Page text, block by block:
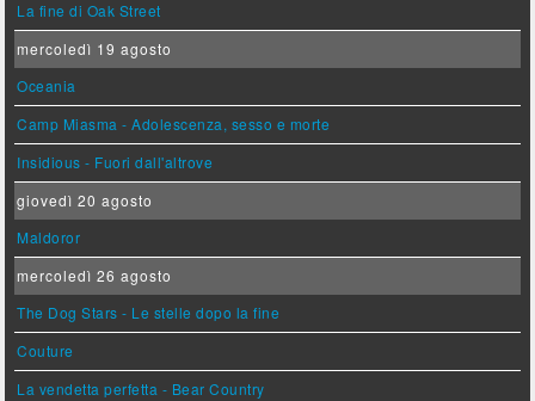
La fine di Oak Street
mercoledì 19 agosto
Oceania
Camp Miasma - Adolescenza, sesso e morte
Insidious - Fuori dall'altrove
giovedì 20 agosto
Maldoror
mercoledì 26 agosto
The Dog Stars - Le stelle dopo la fine
Couture
La vendetta perfetta - Bear Country